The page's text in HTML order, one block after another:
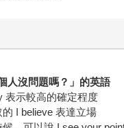
人沒問題嗎？」的英語
表示較高的確定程度
I believe 表達立場